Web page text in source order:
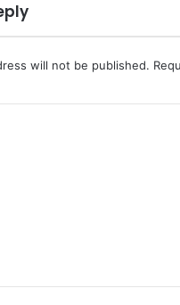
will not be published.